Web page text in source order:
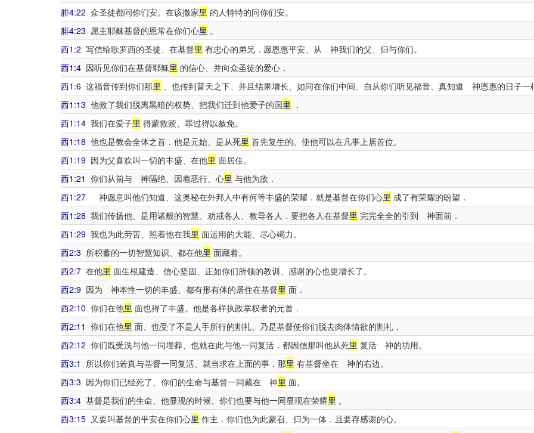
腓4:22 众圣徒都问你们安。在该撒家里 的人特特的问你们安。
腓4:23 愿主耶稣基督的恩常在你们心里 。
西1:2 写信给歌罗西的圣徒、在基督里 有忠心的弟兄．愿恩惠平安、从 神我们的父、归与你们。
西1:4 因听见你们在基督耶稣里 的信心、并向众圣徒的爱心．
西1:6 这福音传到你们那里 、也传到普天之下、并且结果增长、如同在你们中间、自从你们听见福音、真知道 神恩惠的日子一
西1:13 他救了我们脱离黑暗的权势、把我们迁到他爱子的国里 ．
西1:14 我们在爱子里 得蒙救赎、罪过得以赦免。
西1:18 他也是教会全体之首．他是元始、是从死里 首先复生的、使他可以在凡事上居首位。
西1:19 因为父喜欢叫一切的丰盛、在他里 面居住。
西1:21 你们从前与 神隔绝、因着恶行、心里 与他为敌．
西1:27 神愿意叫他们知道、这奥秘在外邦人中有何等丰盛的荣耀．就是基督在你们心里 成了有荣耀的盼望．
西1:28 我们传扬他、是用诸般的智慧、劝戒各人、教导各人．要把各人在基督里 完完全全的引到 神面前．
西1:29 我也为此劳苦、照着他在我里 面运用的大能、尽心竭力。
西2:3 所积蓄的一切智慧知识、都在他里 面藏着。
西2:7 在他里 面生根建造、信心坚固、正如你们所领的教训、感谢的心也更增长了。
西2:9 因为 神本性一切的丰盛、都有形有体的居住在基督里 面．
西2:10 你们在他里 面也得了丰盛。他是各样执政掌权者的元首．
西2:11 你们在他里 面、也受了不是人手所行的割礼、乃是基督使你们脱去肉体情欲的割礼．
西2:12 你们既受洗与他一同埋葬、也就在此与他一同复活．都因信那叫他从死里 复活 神的功用。
西3:1 所以你们若真与基督一同复活、就当求在上面的事．那里 有基督坐在 神的右边。
西3:3 因为你们已经死了、你们的生命与基督一同藏在 神里 面。
西3:4 基督是我们的生命、他显现的时候、你们也要与他一同显现在荣耀里 。
西3:15 又要叫基督的平安在你们心里 作主．你们也为此蒙召、归为一体．且要存感谢的心。